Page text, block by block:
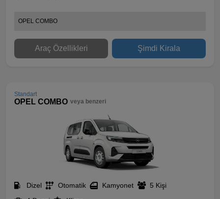
OPEL COMBO
Araç Özellikleri Şimdi Kirala
Standart
OPEL COMBO veya benzeri
Dizel Otomatik Kamyonet
5 Kişi